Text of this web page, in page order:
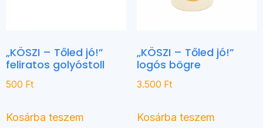
„KÖSZI – Tőled jó!”
feliratos golyóstoll
500 Ft
Kosárba teszem
„KÖSZI – Tőled jó!”
logós bögre
3.500 Ft
Kosárba teszem